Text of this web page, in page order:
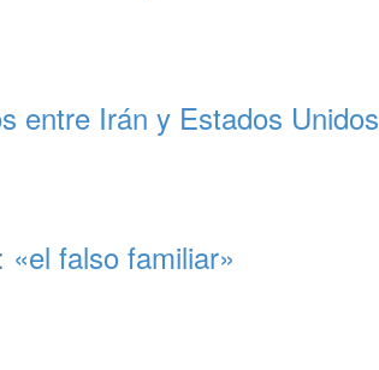
entre Irán y Estados Unidos
falso familiar»